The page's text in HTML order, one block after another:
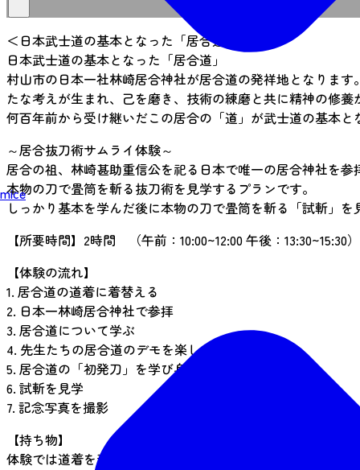
mice
＜日本武士道の基本となった「居合道」＞
日本武士道の基本となった「居合道」
村山市の日本一社林崎居合神社が居合道の発祥地となりま
たな考えが生まれ、己を磨き、技術の練磨と共に精神の修養
何百年前から受け継いだこの居合の「道」が武士道の基本と
～居合抜刀術サムライ体験～
居合の祖、林崎甚助重信公を祀る日本で唯一の居合神社を
本物の刀で畳筒を斬る抜刀術を見学するプランです。
しっかり基本を学んだ後に本物の刀で畳筒を斬る「試斬」を
【所要時間】2時間 （午前：10:00~12:00 午後：13:30~15:30）
【体験の流れ】
1. 居合道の道着に着替える
2. 日本一林崎居合神社で参拝
3. 居合道について学ぶ
4. 先生たちの居合道のデモを楽しむ
5. 居合道の「初発​刀」を学び身に付ける
6. 試斬を見学
7. 記念写真を撮影
【持ち物】
体験では道着を着用するので、足先の出るレギンスや下着等